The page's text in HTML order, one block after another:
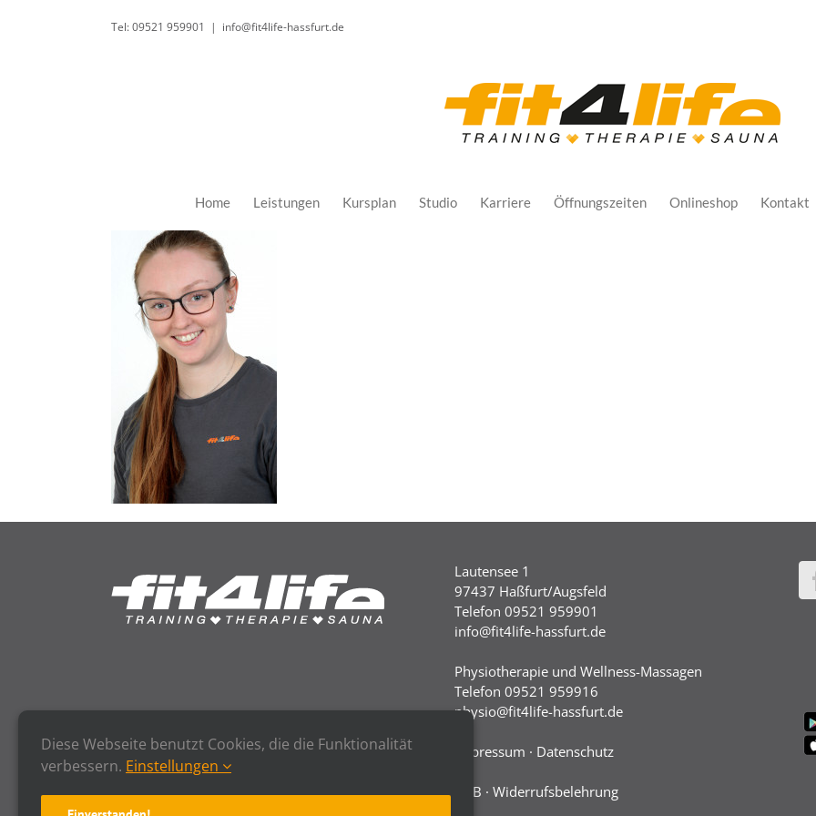
Tel: 09521 959901 | info@fit4life-hassfurt.de
Home Leistungen Kursplan Studio Karriere Öffnungszeiten Onlineshop Kontakt
Lautensee 1
97437 Haßfurt/Augsfeld
Telefon 09521 959901
info@fit4life-hassfurt.de
Physiotherapie und Wellness-Massagen
Telefon 09521 959916
physio@fit4life-hassfurt.de
Impressum · Datenschutz
AGB ·Widerrufsbelehrung
Diese Webseite benutzt Cookies, die die Funktionalität
verbessern. Einstellungen